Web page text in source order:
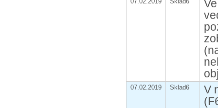
07.02.2019 Sklad6
V